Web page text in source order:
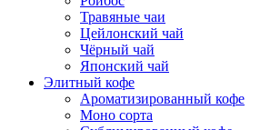
Травяные чаи
Цейлонский чай
Чёрный чай
Японский чай
Элитный кофе
Ароматизированный кофе
Моно сорта